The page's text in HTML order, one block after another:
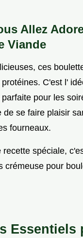
Allez
Viande
ces
C'est l'
pour les
de se faire plaisir
fourneaux.
recette spéciale,
crémeuse pour
Essentiels